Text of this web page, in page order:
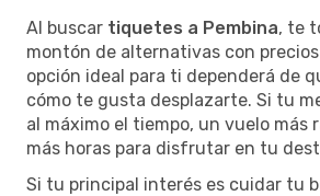
Al buscar tiquetes a Pembina, te
montón de alternativas con
opción ideal para ti dependerá de
cómo te gusta desplazarte. Si tu
al máximo el tiempo, un vuelo más
más horas para disfrutar en tu
Si tu principal interés es cuidar tu